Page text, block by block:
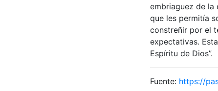
embriaguez de la
que les permitía
constreñir por el
expectativas.
Espíritu de Dios”.
Fuente: https://